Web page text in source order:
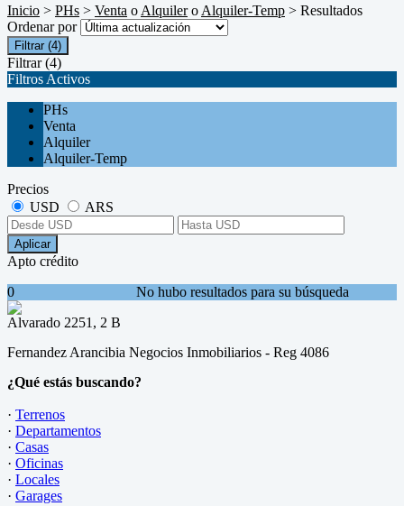
Inicio > PHs > Venta oAlquileroAlquiler-Temp > Resultados
Ordenar por
Filtrar (4)
Filtrar (4)
Filtros Activos
PHs
Venta
Alquiler
Alquiler-Temp
Precios
USD
ARS
Aplicar
Apto crédito
No hubo resultados para su búsqueda
0
Alvarado 2251, 2 B
Fernandez Arancibia Negocios Inmobiliarios - Reg 4086
¿Qué estás buscando?
· Terrenos
· Departamentos
· Casas
· Oficinas
· Locales
· Garages